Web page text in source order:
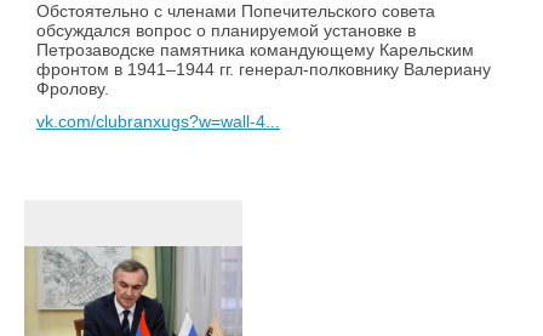
Обстоятельно с членами Попечительского совета
обсуждался вопрос о планируемой установке в
Петрозаводске памятника командующему Карельским
фронтом в 1941–1944 гг. генерал-полковнику Валериану
Фролову.
vk.com/clubranxugs?w=wall-4...